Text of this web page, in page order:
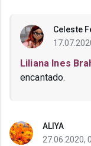
Celeste
Liliana Ines
encantado.
ALIYA
27.06.2020,